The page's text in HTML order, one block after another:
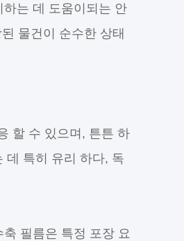
는 데 도움이되는 안
물건이 순수한 상태
할 수 있으며, 튼튼 하
데 특히 유리 하다, 독
필름은 특정 포장 요